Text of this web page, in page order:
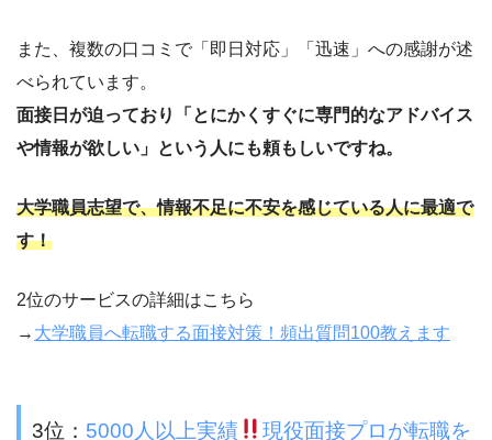
また、複数の口コミで「即日対応」「迅速」への感謝が述
べられています。
面接日が迫っており「とにかくすぐに専門的なアドバイス
や情報が欲しい」という人にも頼もしいですね。
大学職員志望で、情報不足に不安を感じている人に最適で
す！
2位のサービスの詳細はこちら
→ 大学職員へ転職する面接対策！頻出質問100教えます
3位： 5000人以上実績 現役面接プロが転職を